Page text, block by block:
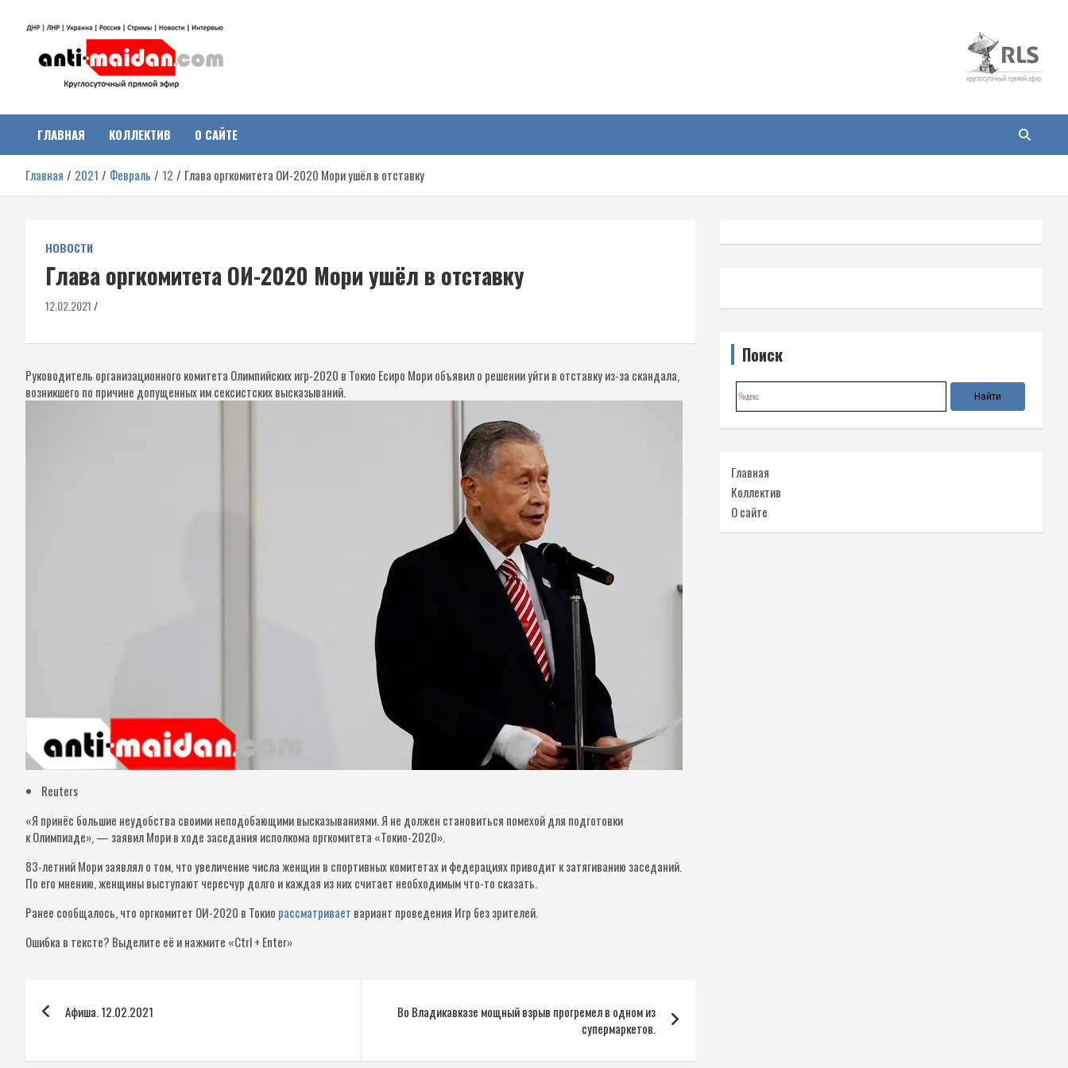
Антимайдан:
Гражданская война на
Украине
о гражданской войне на Украине, включая события в Новороссии,
ДНР, ЛНР и других регионах.
ГЛАВНАЯ КОЛЛЕКТИВ О САЙТЕ
Главная 2021 Февраль 12 Глава оргкомитета ОИ-2020 Мори ушёл в отставку
НОВОСТИ
Глава оргкомитета ОИ-2020 Мори ушёл в отставку
12.02.2021
Руководитель организационного комитета Олимпийских игр-2020 в Токио Есиро Мори объявил о решении уйти в отставку из-за скандала,
возникшего по причине допущенных им сексистских высказываний.
Reuters
«Я принёс большие неудобства своими неподобающими высказываниями. Я не должен становиться помехой для подготовки
к Олимпиаде», — заявил Мори в ходе заседания исполкома оргкомитета «Токио-2020».
83-летний Мори заявлял о том, что увеличение числа женщин в спортивных комитетах и федерациях приводит к затягиванию заседаний.
По его мнению, женщины выступают чересчур долго и каждая из них считает необходимым что-то сказать.
Ранее сообщалось, что оргкомитет ОИ-2020 в Токио рассматривает вариант проведения Игр без зрителей.
Ошибка в тексте? Выделите её и нажмите «Ctrl + Enter»
Навигация
по
записям
Афиша. 12.02.2021
Во Владикавказе мощный взрыв прогремел в одном из
супермаркетов.
Поиск
Главная
Коллектив
О сайте